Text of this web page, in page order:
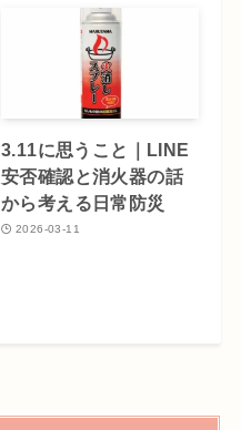
3.11に思うこと｜LINE
安否確認と消火器の話
から考える日常防災
2026-03-11